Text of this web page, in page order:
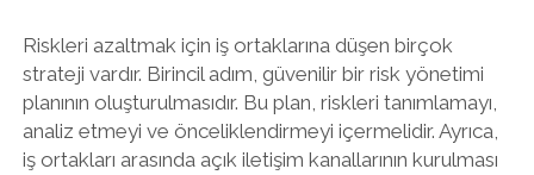
Riskleri azaltmak için iş ortaklarına düşen birçok
strateji vardır. Birincil adım, güvenilir bir risk yönetimi
planının oluşturulmasıdır. Bu plan, riskleri tanımlamayı,
analiz etmeyi ve önceliklendirmeyi içermelidir. Ayrıca,
iş ortakları arasında açık iletişim kanallarının kurulması